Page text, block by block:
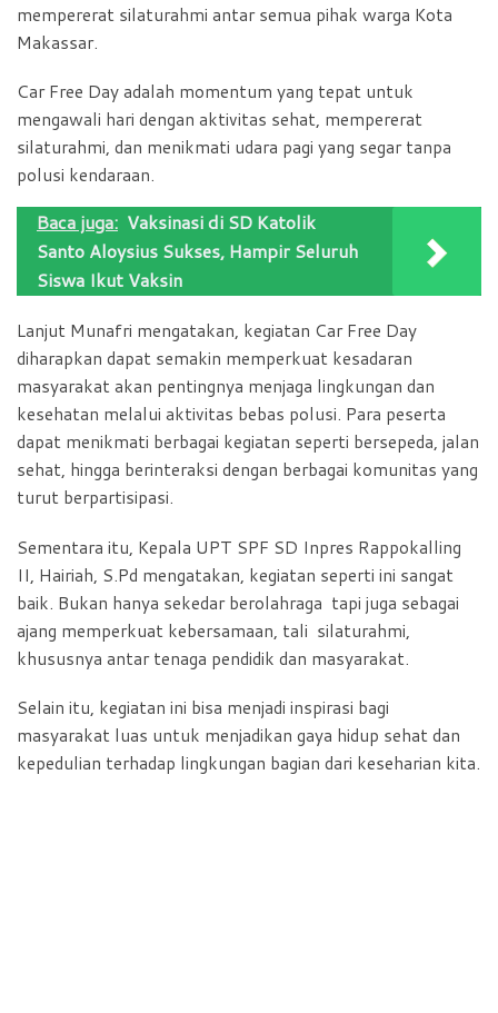
mempererat silaturahmi antar semua pihak warga Kota
Makassar.
Car Free Day adalah momentum yang tepat untuk
mengawali hari dengan aktivitas sehat, mempererat
silaturahmi, dan menikmati udara pagi yang segar tanpa
polusi kendaraan.
Baca juga: Vaksinasi di SD Katolik
Santo Aloysius Sukses, Hampir Seluruh
Siswa Ikut Vaksin
Lanjut Munafri mengatakan, kegiatan Car Free Day
diharapkan dapat semakin memperkuat kesadaran
masyarakat akan pentingnya menjaga lingkungan dan
kesehatan melalui aktivitas bebas polusi. Para peserta
dapat menikmati berbagai kegiatan seperti bersepeda, jalan
sehat, hingga berinteraksi dengan berbagai komunitas yang
turut berpartisipasi.
Sementara itu, Kepala UPT SPF SD Inpres Rappokalling
II, Hairiah, S.Pd mengatakan, kegiatan seperti ini sangat
baik. Bukan hanya sekedar berolahraga tapi juga sebagai
ajang memperkuat kebersamaan, tali silaturahmi,
khususnya antar tenaga pendidik dan masyarakat.
Selain itu, kegiatan ini bisa menjadi inspirasi bagi
masyarakat luas untuk menjadikan gaya hidup sehat dan
kepedulian terhadap lingkungan bagian dari keseharian kita.